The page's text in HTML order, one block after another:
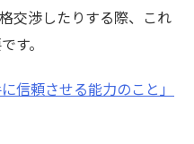
交渉したりする際、これ
す。
信頼させる能力のこと」